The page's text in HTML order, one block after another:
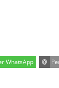
WhatsApp